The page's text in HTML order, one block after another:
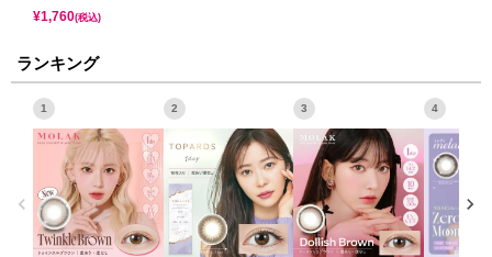
¥1,760(税込)
ランキング
1 2 3 4